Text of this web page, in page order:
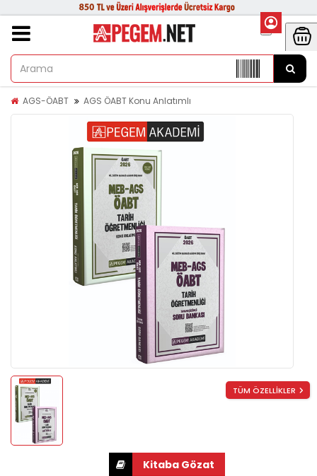
AGS-ÖABT AGS ÖABT Konu Anlatımlı
TÜM ÖZELLİKLER